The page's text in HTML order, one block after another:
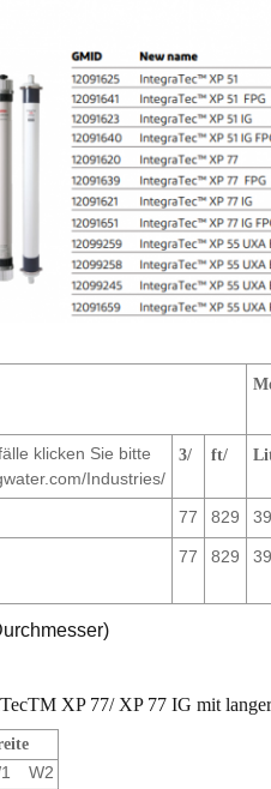
klicken Sie bitte
Industries/
3/ ft/
77 829 39
77 829 39
W2